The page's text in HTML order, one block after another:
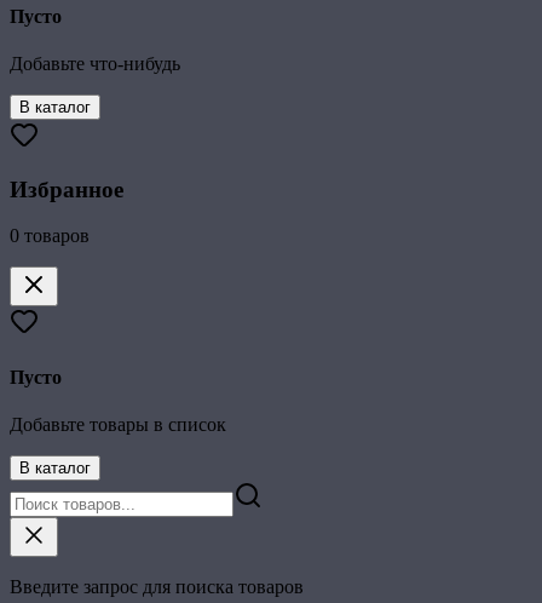
Пусто
Добавьте что-нибудь
В каталог
Избранное
0 товаров
Пусто
Добавьте товары в список
В каталог
Введите запрос для поиска товаров